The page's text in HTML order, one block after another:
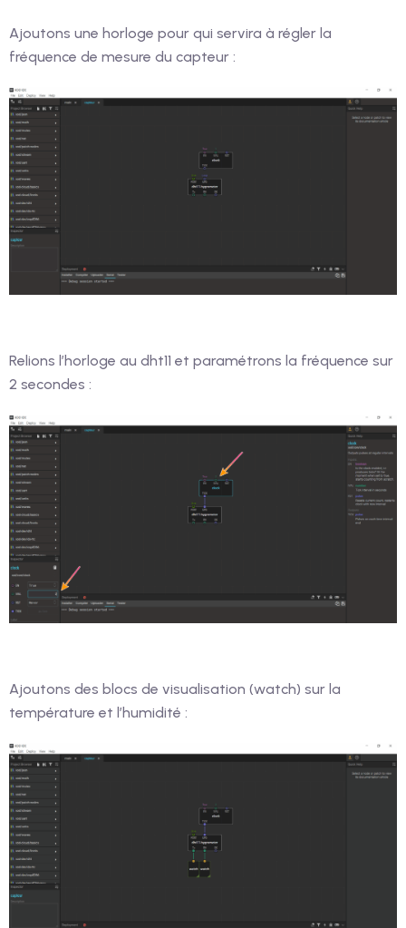
Ajoutons une horloge pour qui servira à régler la
fréquence de mesure du capteur :
Relions l’horloge au dht11 et paramétrons la fréquence sur
2 secondes :
Ajoutons des blocs de visualisation (watch) sur la
température et l’humidité :